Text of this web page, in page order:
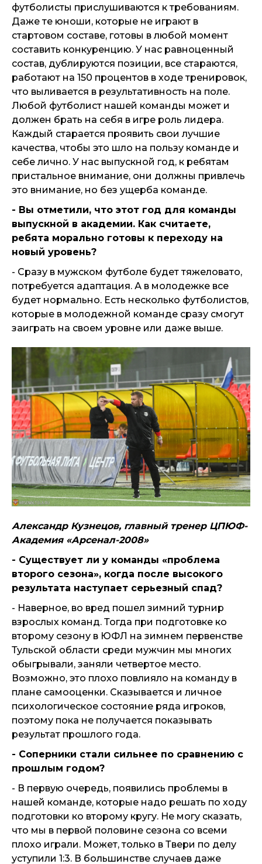
футболисты прислушиваются к требованиям.
Даже те юноши, которые не играют в
стартовом составе, готовы в любой момент
составить конкуренцию. У нас равноценный
состав, дублируются позиции, все стараются,
работают на 150 процентов в ходе тренировок,
что выливается в результативность на поле.
Любой футболист нашей команды может и
должен брать на себя в игре роль лидера.
Каждый старается проявить свои лучшие
качества, чтобы это шло на пользу команде и
себе лично. У нас выпускной год, к ребятам
пристальное внимание, они должны привлечь
это внимание, но без ущерба команде.
- Вы отметили, что этот год для команды
выпускной в академии. Как считаете,
ребята морально готовы к переходу на
новый уровень?
- Сразу в мужском футболе будет тяжеловато,
потребуется адаптация. А в молодежке все
будет нормально. Есть несколько футболистов,
которые в молодежной команде сразу смогут
заиграть на своем уровне или даже выше.
Александр Кузнецов, главный тренер ЦПЮФ-
Академия «Арсенал-2008»
- Существует ли у команды «проблема
второго сезона», когда после высокого
результата наступает серьезный спад?
- Наверное, во вред пошел зимний турнир
взрослых команд. Тогда при подготовке ко
второму сезону в ЮФЛ на зимнем первенстве
Тульской области среди мужчин мы многих
обыгрывали, заняли четвертое место.
Возможно, это плохо повлияло на команду в
плане самооценки. Сказывается и личное
психологическое состояние ряда игроков,
поэтому пока не получается показывать
результат прошлого года.
- Соперники стали сильнее по сравнению с
прошлым годом?
- В первую очередь, появились проблемы в
нашей команде, которые надо решать по ходу
подготовки ко второму кругу. Не могу сказать,
что мы в первой половине сезона со всеми
плохо играли. Может, только в Твери по делу
уступили 1:3. В большинстве случаев даже